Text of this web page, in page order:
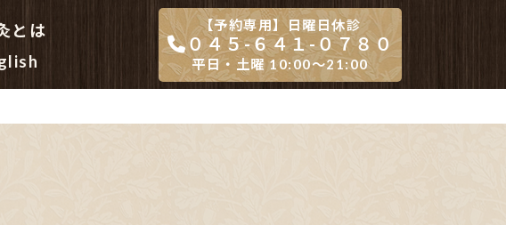
とは
【予約専用】日曜日休診
０４５-６４１-０７８０
平日・土曜 10:00～21:00